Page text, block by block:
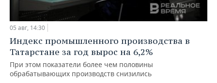
05 авг, 14:30
Индекс промышленного производства в
Татарстане за год вырос на 6,2%
При этом показатели более чем половины
обрабатывающих производств снизились